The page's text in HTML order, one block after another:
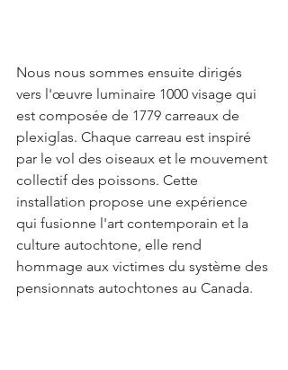
Nous nous sommes ensuite dirigés
vers l'œuvre luminaire 1000 visage qui
est composée de 1779 carreaux de
plexiglas. Chaque carreau est inspiré
par le vol des oiseaux et le mouvement
collectif des poissons. Cette
installation propose une expérience
qui fusionne l'art contemporain et la
culture autochtone, elle rend
hommage aux victimes du système des
pensionnats autochtones au Canada.